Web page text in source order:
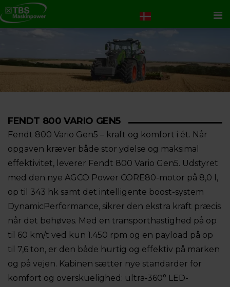
FENDT 800 VARIO GEN5
Fendt 800 Vario Gen5 – kraft og komfort i ét. Når
opgaven kræver både stor ydelse og maksimal
effektivitet, leverer Fendt 800 Vario Gen5. Udstyret
med den nye AGCO Power CORE80-motor på 8,0 l,
op til 343 hk samt det intelligente boost-system
DynamicPerformance, sikrer den ekstra kraft præcis
når det behøves. Med en transporthastighed på op
til 60 km/t ved kun 1.450 rpm og en payload på op
til 7,6 ton, er den både hurtig og effektiv på marken
og på vejen. Kabinen sætter nye standarder for
komfort og overskuelighed: ultra‐360° LED-